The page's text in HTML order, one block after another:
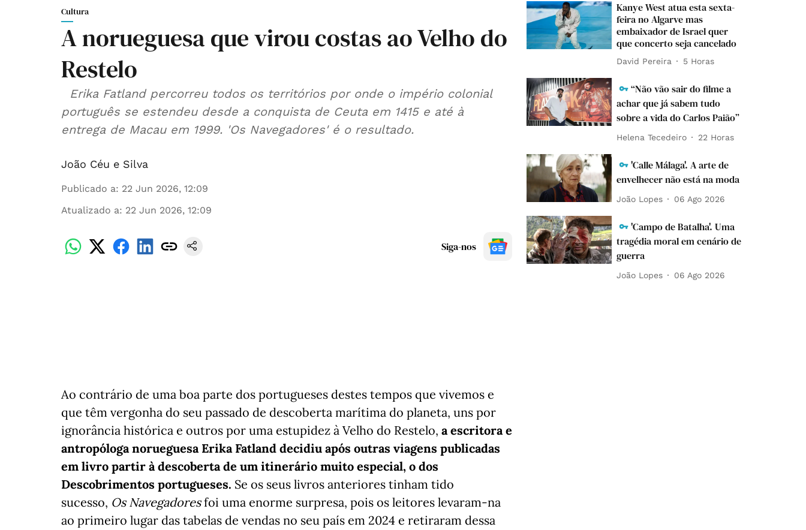
Cultura
A norueguesa que virou costas ao Velho do
Restelo
português se estendeu desde a conquista de Ceuta em 1415 e até à
entrega de Macau em 1999. 'Os Navegadores' é o resultado.
João Céu e Silva
Publicado a: 22 Jun 2026, 12:09
Atualizado a: 22 Jun 2026, 12:09
Siga-nos
Ao contrário de uma boa parte dos portugueses destes tempos que vivemos e
que têm vergonha do seu passado de descoberta marítima do planeta, uns por
ignorância histórica e outros por uma estupidez à Velho do Restelo, a escritora e
antropóloga norueguesa Erika Fatland decidiu após outras viagens publicadas
em livro partir à descoberta de um itinerário muito especial, o dos
Descobrimentos portugueses. Se os seus livros anteriores tinham tido
sucesso, Os Navegadoresfoi uma enorme surpresa, pois os leitores levaram-na
ao primeiro lugar das tabelas de vendas no seu país em 2024 e retiraram dessa
Kanye West atua esta sexta-
feira no Algarve mas
embaixador de Israel quer
que concerto seja cancelado
David Pereira 5 Horas
“Não vão sair do filme a
achar que já sabem tudo
sobre a vida do Carlos Paião”
Helena Tecedeiro 22 Horas
'Calle Málaga'. A arte de
envelhecer não está na moda
João Lopes 06 Ago 2026
'Campo de Batalha'. Uma
tragédia moral em cenário de
guerra
João Lopes 06 Ago 2026